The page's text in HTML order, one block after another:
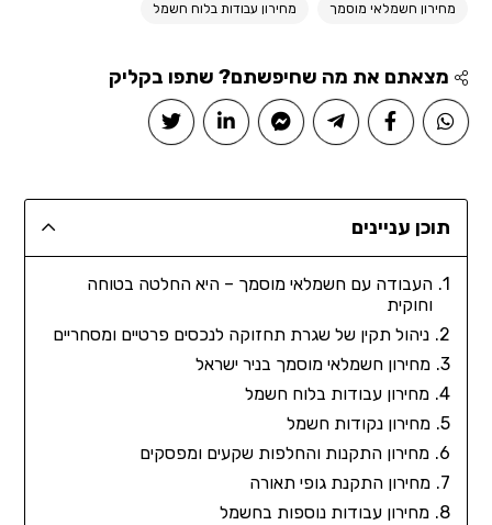
מחירון חשמלאי מוסמך מחירון עבודות בלוח חשמל
מצאתם את מה שחיפשתם? שתפו בקליק
תוכן עניינים
העבודה עם חשמלאי מוסמך – היא החלטה בטוחה
וחוקית
ניהול תקין של שגרת תחזוקה לנכסים פרטיים ומסחריים
מחירון חשמלאי מוסמך בניר ישראל
מחירון עבודות בלוח חשמל
מחירון נקודות חשמל
מחירון התקנות והחלפות שקעים ומפסקים
מחירון התקנת גופי תאורה
מחירון עבודות נוספות בחשמל